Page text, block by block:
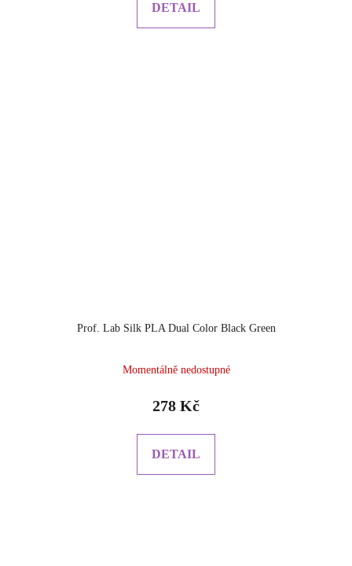
DETAIL
Prof. Lab Silk PLA Dual Color Black Green
Momentálně nedostupné
278 Kč
DETAIL